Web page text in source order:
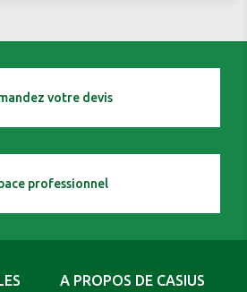
votre devis
professionnel
A PROPOS DE CASIUS